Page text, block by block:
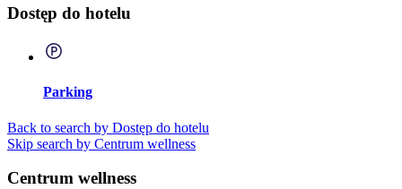
Dostęp do hotelu
Parking
Back to search by Dostęp do hotelu
Skip search by Centrum wellness
Centrum wellness